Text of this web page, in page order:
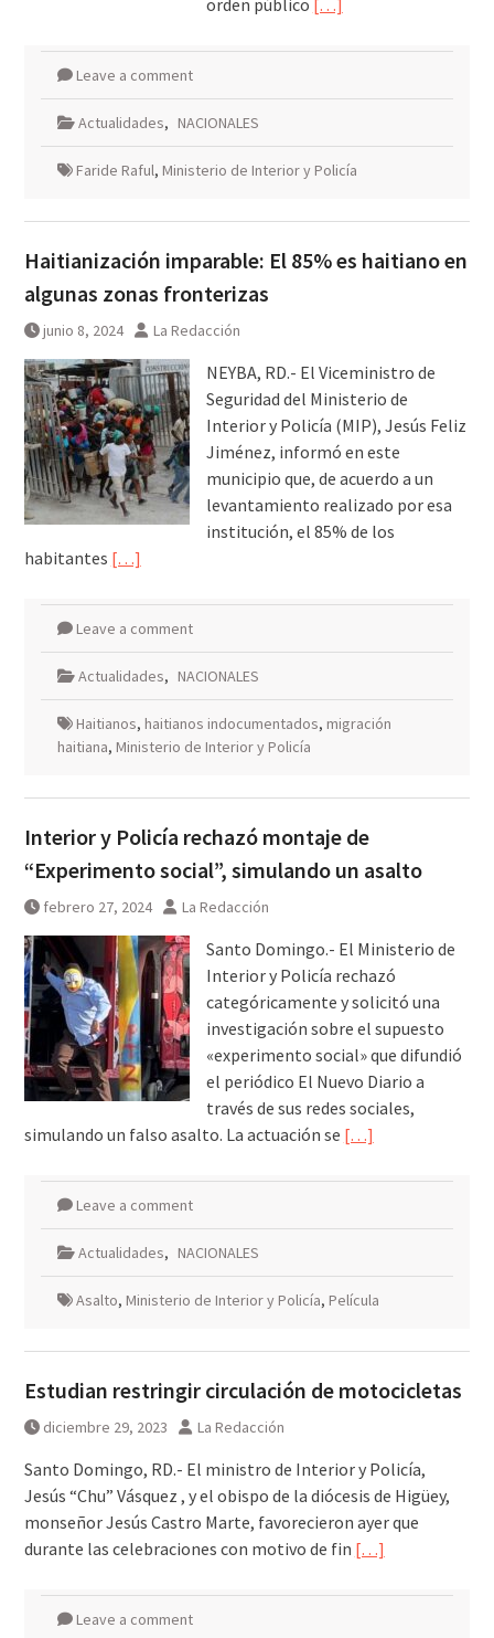
orden público […]
Leave a comment
Actualidades, NACIONALES
Faride Raful, Ministerio de Interior y Policía
Haitianización imparable: El 85% es haitiano en
algunas zonas fronterizas
junio 8, 2024 La Redacción
NEYBA, RD.- El Viceministro de
Seguridad del Ministerio de
Interior y Policía (MIP), Jesús Feliz
Jiménez, informó en este
municipio que, de acuerdo a un
levantamiento realizado por esa
institución, el 85% de los
habitantes […]
Leave a comment
Actualidades, NACIONALES
Haitianos, haitianos indocumentados, migración
haitiana, Ministerio de Interior y Policía
Interior y Policía rechazó montaje de
“Experimento social”, simulando un asalto
febrero 27, 2024 La Redacción
Santo Domingo.- El Ministerio de
Interior y Policía rechazó
categóricamente y solicitó una
investigación sobre el supuesto
«experimento social» que difundió
el periódico El Nuevo Diario a
través de sus redes sociales,
simulando un falso asalto. La actuación se […]
Leave a comment
Actualidades, NACIONALES
Asalto, Ministerio de Interior y Policía, Película
Estudian restringir circulación de motocicletas
diciembre 29, 2023 La Redacción
Santo Domingo, RD.- El ministro de Interior y Policía,
Jesús “Chu” Vásquez , y el obispo de la diócesis de Higüey,
monseñor Jesús Castro Marte, favorecieron ayer que
durante las celebraciones con motivo de fin […]
Leave a comment